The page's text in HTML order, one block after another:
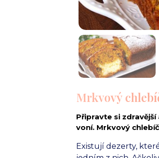
Mrkvový
Připravte si
voní. Mrkvový
Existují dezerty,